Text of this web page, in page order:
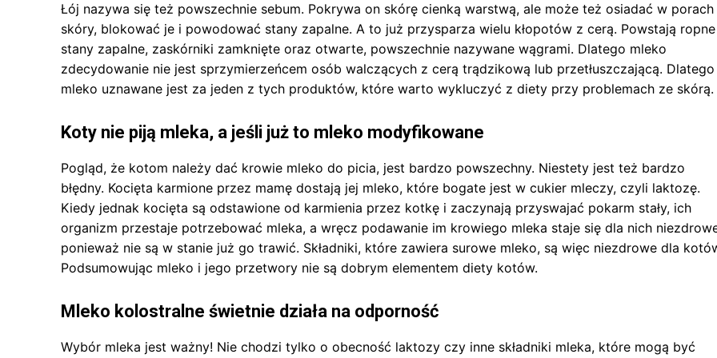
Łój nazywa się też powszechnie sebum. Pokrywa on skórę cienką warstwą, ale może też osiadać w porach
skóry, blokować je i powodować stany zapalne. A to już przysparza wielu kłopotów z cerą. Powstają ropne
stany zapalne, zaskórniki zamknięte oraz otwarte, powszechnie nazywane wągrami. Dlatego mleko
zdecydowanie nie jest sprzymierzeńcem osób walczących z cerą trądzikową lub przetłuszczającą. Dlatego
mleko uznawane jest za jeden z tych produktów, które warto wykluczyć z diety przy problemach ze skórą.
Koty nie piją mleka, a jeśli już to mleko modyfikowane
Pogląd, że kotom należy dać krowie mleko do picia, jest bardzo powszechny. Niestety jest też bardzo
błędny. Kocięta karmione przez mamę dostają jej mleko, które bogate jest w cukier mleczy, czyli laktozę.
Kiedy jednak kocięta są odstawione od karmienia przez kotkę i zaczynają przyswajać pokarm stały, ich
organizm przestaje potrzebować mleka, a wręcz podawanie im krowiego mleka staje się dla nich
ponieważ nie są w stanie już go trawić. Składniki, które zawiera surowe mleko, są więc niezdrowe dla
Podsumowując mleko i jego przetwory nie są dobrym elementem diety kotów.
Mleko kolostralne świetnie działa na odporność
Wybór mleka jest ważny! Nie chodzi tylko o obecność laktozy czy inne składniki mleka, które mogą być